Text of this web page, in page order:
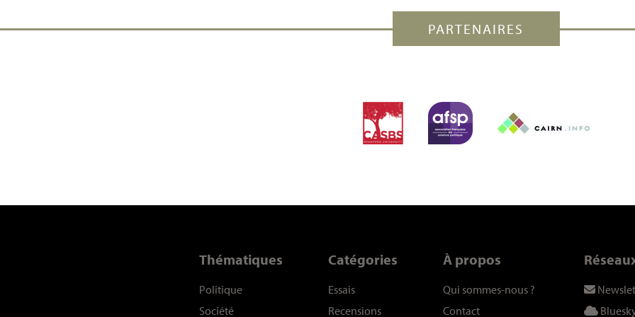
PARTENAIRES
Thématiques
Politique
Société
Catégories
Essais
Recensions
À propos
Qui sommes-nous ?
Contact